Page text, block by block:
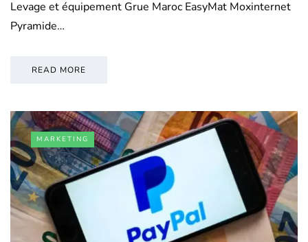
Levage et équipement Grue Maroc EasyMat Moxinternet
Pyramide…
READ MORE
MARKETING